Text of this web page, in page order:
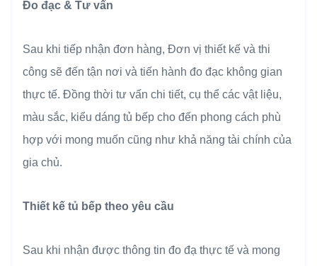
Đo đạc & Tư vấn
Sau khi tiếp nhận đơn hàng, Đơn vị thiết kế và thi
công sẽ đến tận nơi và tiến hành đo đạc không gian
thực tế. Đồng thời tư vấn chi tiết, cụ thể các vật liệu,
màu sắc, kiểu dáng tủ bếp cho đến phong cách phù
hợp với mong muốn cũng như khả năng tài chính của
gia chủ.
Thiết kế tủ bếp theo yêu cầu
Sau khi nhận được thông tin đo đạ thực tế và mong